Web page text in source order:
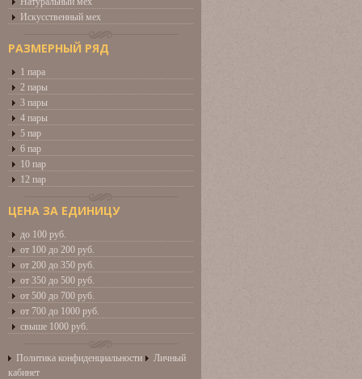
Искусственный мех
РАЗМЕРНЫЙ РЯД
1 пара
2 пары
3 пары
4 пары
5 пар
6 пар
10 пар
12 пар
ЦЕНА ЗА ЕДИНИЦУ
до 100 руб.
от 100 до 200 руб.
от 200 до 350 руб.
от 350 до 500 руб.
от 500 до 700 руб.
от 700 до 1000 руб.
свыше 1000 руб.
Политика конфиденциальности
Личный
кабинет